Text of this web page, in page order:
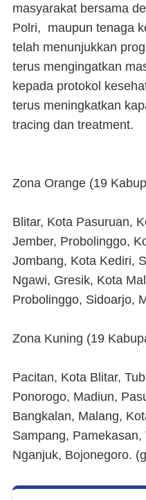
masyarakat bersama
Polri, maupun tenaga
telah menunjukkan
terus mengingatkan
kepada protokol
terus meningkatkan
tracing dan treatment.
Zona Orange (19
Blitar, Kota Pasuruan,
Jember, Probolinggo,
Jombang, Kota Kediri,
Ngawi, Gresik, Kota
Probolinggo, Sidoarjo,
Zona Kuning (19
Pacitan, Kota Blitar,
Ponorogo, Madiun,
Bangkalan, Malang,
Sampang,
Nganjuk, Bojonegoro. (